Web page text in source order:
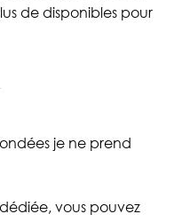
de disponibles pour
je ne prend
vous pouvez